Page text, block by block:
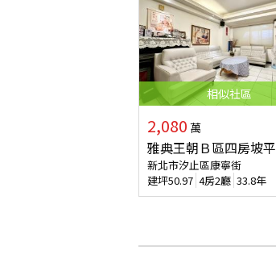
相似社區
2,080 萬
雅典王朝Ｂ區四房坡平
新北市汐止區康寧街
建坪50.97 4房2廳 33.8年